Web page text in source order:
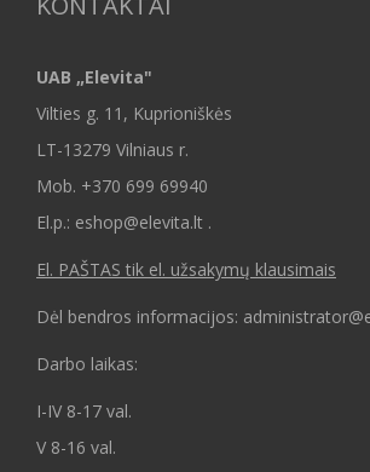
UAB „Elevita"
Vilties g. 11, Kuprioniškės
LT-13279 Vilniaus r.
Mob. +370 699 69940
El.p.: eshop@elevita.lt .
El. PAŠTAS tik el. užsakymų klausimais
Dėl bendros informacijos:
Darbo laikas:
I-IV 8-17 val.
V 8-16 val.